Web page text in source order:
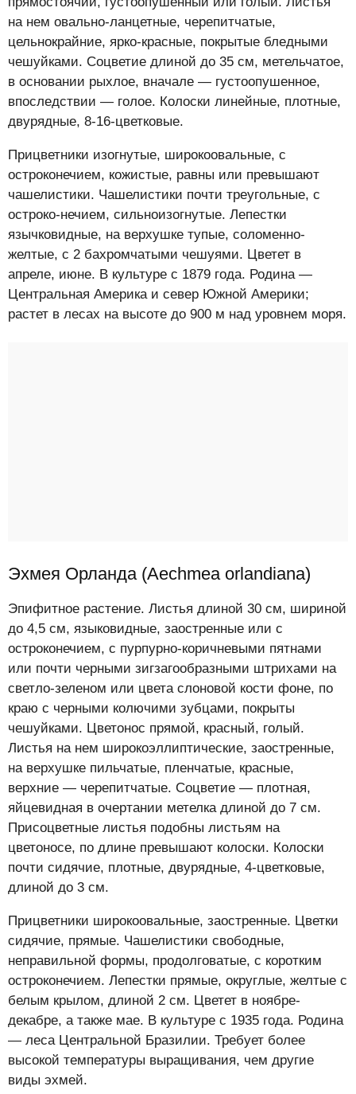
на нем овально-ланцетные, черепитчатые,
цельнокрайние, ярко-красные, покрытые бледными
чешуйками. Соцветие длиной до 35 см, метельчатое,
в основании рыхлое, вначале — густоопушенное,
впоследствии — голое. Колоски линейные, плотные,
двурядные, 8-16-цветковые.
Прицветники изогнутые, широкоовальные, с
остроконечием, кожистые, равны или превышают
чашелистики. Чашелистики почти треугольные, с
остроко-нечием, сильноизогнутые. Лепестки
язычковидные, на верхушке тупые, соломенно-
желтые, с 2 бахромчатыми чешуями. Цветет в
апреле, июне. В культуре с 1879 года. Родина —
Центральная Америка и север Южной Америки;
растет в лесах на высоте до 900 м над уровнем моря.
Эхмея Орланда (Aechmea orlandiana)
Эпифитное растение. Листья длиной 30 см, шириной
до 4,5 см, языковидные, заостренные или с
остроконечием, с пурпурно-коричневыми пятнами
или почти черными зигзагообразными штрихами на
светло-зеленом или цвета слоновой кости фоне, по
краю с черными колючими зубцами, покрыты
чешуйками. Цветонос прямой, красный, голый.
Листья на нем широкоэллиптические, заостренные,
на верхушке пильчатые, пленчатые, красные,
верхние — черепитчатые. Соцветие — плотная,
яйцевидная в очертании метелка длиной до 7 см.
Присоцветные листья подобны листьям на
цветоносе, по длине превышают колоски. Колоски
почти сидячие, плотные, двурядные, 4-цветковые,
длиной до 3 см.
Прицветники широкоовальные, заостренные. Цветки
сидячие, прямые. Чашелистики свободные,
неправильной формы, продолговатые, с коротким
остроконечием. Лепестки прямые, округлые, желтые с
белым крылом, длиной 2 см. Цветет в ноябре-
декабре, а также мае. В культуре с 1935 года. Родина
— леса Центральной Бразилии. Требует более
высокой температуры выращивания, чем другие
виды эхмей.